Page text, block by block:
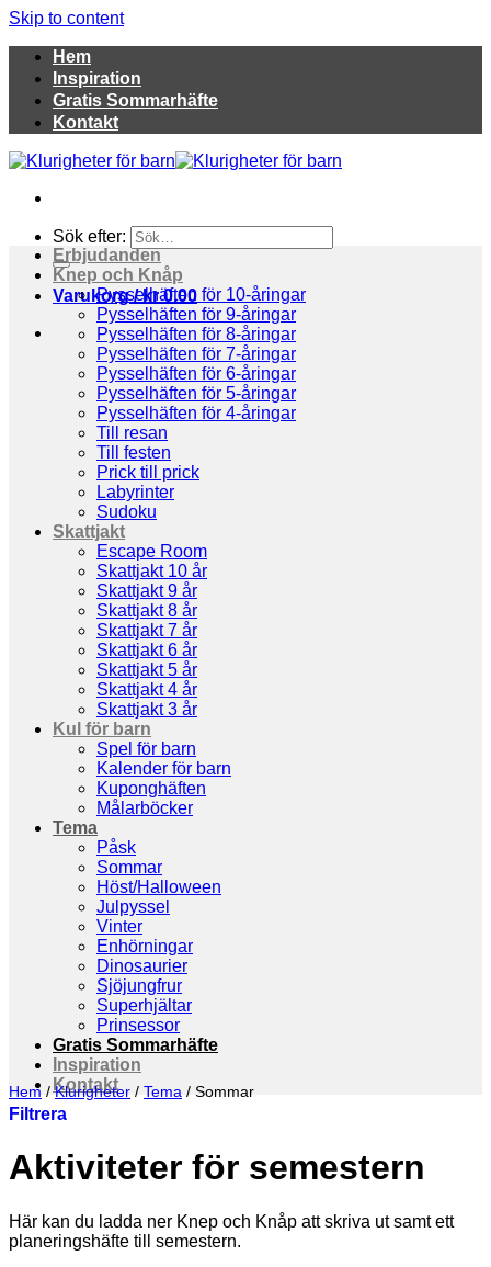
Skip to content
Hem
Inspiration
Gratis Sommarhäfte
Kontakt
Sök efter:
Varukorg /kr0.00
Erbjudanden
Knep och Knåp
Pysselhäften för 10-åringar
Pysselhäften för 9-åringar
Pysselhäften för 8-åringar
Pysselhäften för 7-åringar
Pysselhäften för 6-åringar
Pysselhäften för 5-åringar
Pysselhäften för 4-åringar
Till resan
Till festen
Prick till prick
Labyrinter
Sudoku
Skattjakt
Escape Room
Skattjakt 10 år
Skattjakt 9 år
Skattjakt 8 år
Skattjakt 7 år
Skattjakt 6 år
Skattjakt 5 år
Skattjakt 4 år
Skattjakt 3 år
Kul för barn
Spel för barn
Kalender för barn
Kuponghäften
Målarböcker
Tema
Påsk
Sommar
Höst/Halloween
Julpyssel
Vinter
Enhörningar
Dinosaurier
Sjöjungfrur
Superhjältar
Prinsessor
Gratis Sommarhäfte
Inspiration
Kontakt
Hem / Klurigheter / Tema / Sommar
Filtrera
Aktiviteter för semestern
Här kan du ladda ner Knep och Knåp att skriva ut samt ett
planeringshäfte till semestern.